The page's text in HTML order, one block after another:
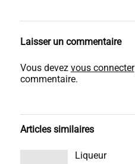
Laisser un commentaire
Vous devez vous connecter
commentaire.
Articles similaires
Liqueur